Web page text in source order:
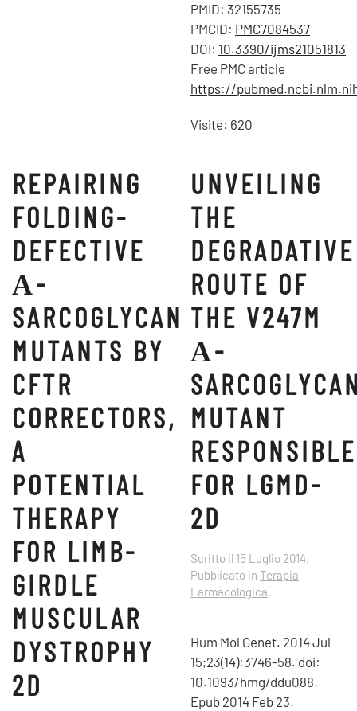
PMID: 32155735
PMCID: PMC7084537
DOI: 10.3390/ijms21051813
Free PMC article
https://
Visite: 620
REPAIRING
FOLDING-
DEFECTIVE
Α-
SARCOGLYCAN
MUTANTS BY
CFTR
CORRECTORS,
A
POTENTIAL
THERAPY
FOR LIMB-
GIRDLE
MUSCULAR
DYSTROPHY
2D
UNVEILING
THE
DEGRADATIVE
ROUTE OF
THE V247M
Α-
MUTANT
RESPONSIBLE
FOR LGMD-
2D
Scritto il 15 Luglio 2014.
Pubblicato in Terapia
Farmacologica.
Hum Mol Genet. 2014 Jul
15;23(14):3746-58. doi:
10.1093/hmg/ddu088.
Epub 2014 Feb 23.